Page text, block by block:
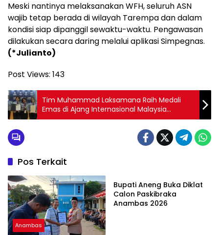
Meski nantinya melaksanakan WFH, seluruh ASN
wajib tetap berada di wilayah Tarempa dan dalam
kondisi siap dipanggil sewaktu-waktu. Pengawasan
dilakukan secara daring melalui aplikasi Simpegnas.
(*Julianto)
Post Views: 143
Tim Muhammad Laksamana Raih Medali
Emas di Ajang Internasional Malaysia
Technology Expo 2026
Pos Terkait
Anambas
Bupati Aneng Buka Diklat
Calon Paskibraka
Anambas 2026